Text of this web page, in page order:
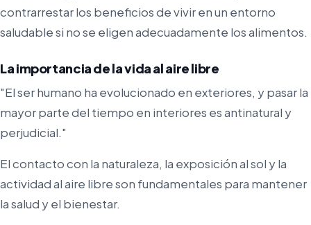
contrarrestar los beneficios de vivir en un entorno
saludable si no se eligen adecuadamente los alimentos.
La importancia de la vida al aire libre
"El ser humano ha evolucionado en exteriores, y pasar la
mayor parte del tiempo en interiores es antinatural y
perjudicial."
El contacto con la naturaleza, la exposición al sol y la
actividad al aire libre son fundamentales para mantener
la salud y el bienestar.